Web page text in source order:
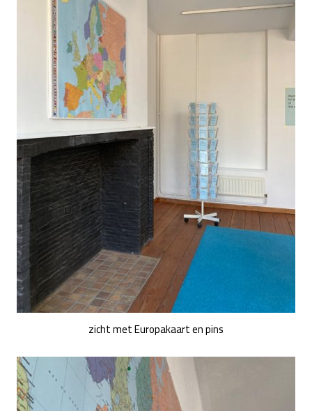
zicht met Europakaart en pins